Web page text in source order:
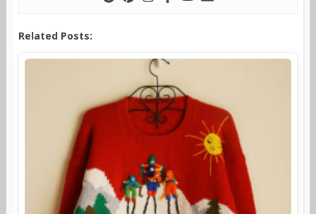
Related Posts: